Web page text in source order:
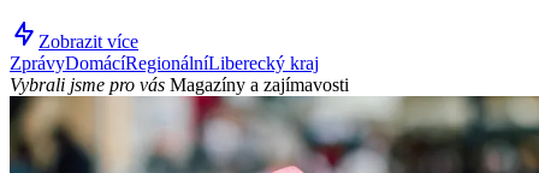
Zobrazit více
ZprávyDomácíRegionálníLiberecký kraj
Vybrali jsme pro vás Magazíny a zajímavosti